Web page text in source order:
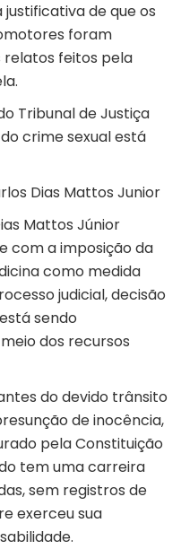
de que os
foram
relatos feitos pela
Tribunal de Justiça
crime sexual está
Dias Mattos Junior
Mattos Júnior
com a imposição da
como medida
judicial, decisão
sendo
dos recursos
do devido trânsito
de inocência,
pela Constituição
tem uma carreira
sem registros de
exerceu sua